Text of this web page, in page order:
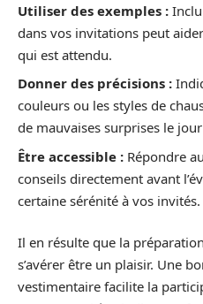
Utiliser des exemples :
dans vos invitations peut
qui est attendu.
Donner des précisions :
couleurs ou les styles de
de mauvaises surprises le jour
Être accessible : Répondre
conseils directement avant
certaine sérénité à vos invités.
Il en résulte que la
s’avérer être un plaisir. Une
vestimentaire facilite la